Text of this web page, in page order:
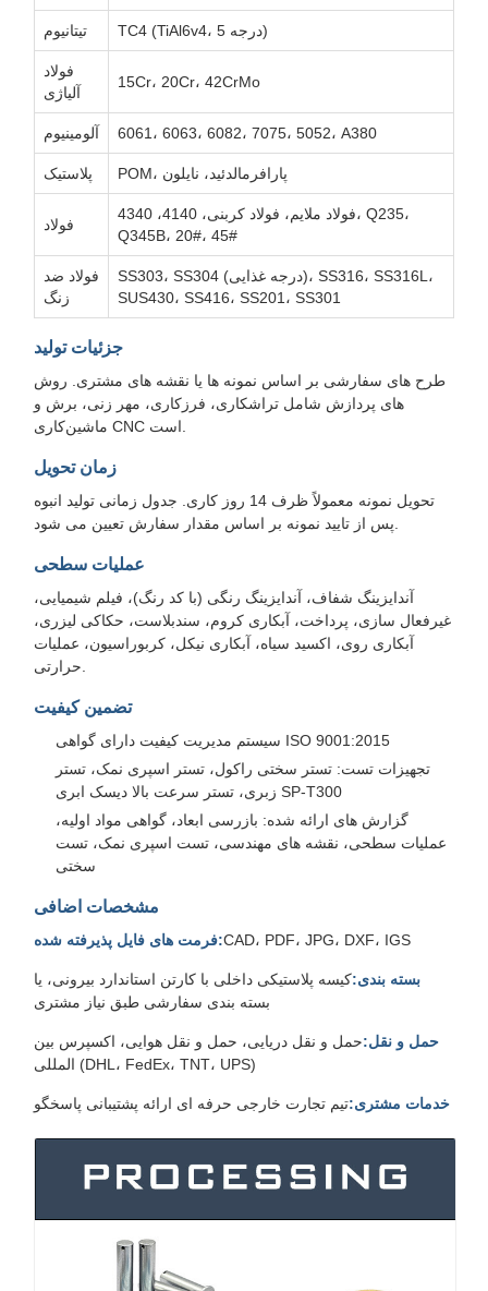
تیتانیوم TC4 (TiAl6v4، درجه 5)
فولاد
آلیاژی
15Cr، 20Cr، 42CrMo
آلومینیوم 6061، 6063، 6082، 7075، 5052، A380
پلاستیک POM، پارافرمالدئید، نایلون
فولاد
فولاد ملایم، فولاد کربنی، 4140، 4340، Q235،
Q345B، 20#، 45#
فولاد ضد
زنگ
SS303، SS304 (درجه غذایی)، SS316، SS316L،
SUS430، SS416، SS201، SS301
جزئیات تولید
طرح های سفارشی بر اساس نمونه ها یا نقشه های مشتری. روش
های پردازش شامل تراشکاری، فرزکاری، مهر زنی، برش و
زمان تحویل
تحویل نمونه معمولاً ظرف 14 روز کاری. جدول زمانی تولید انبوه
عملیات سطحی
آندایزینگ شفاف، آندایزینگ رنگی (با کد رنگ)، فیلم شیمیایی،
غیرفعال سازی، پرداخت، آبکاری کروم، سندبلاست، حکاکی لیزری،
آبکاری روی، اکسید سیاه، آبکاری نیکل، کربوراسیون، عملیات
تضمین کیفیت
سیستم مدیریت کیفیت دارای گواهی ISO 9001:2015
تجهیزات تست: تستر سختی راکول، تستر اسپری نمک، تستر
زبری، تستر سرعت بالا دیسک ابری SP-T300
گزارش های ارائه شده: بازرسی ابعاد، گواهی مواد اولیه،
عملیات سطحی، نقشه های مهندسی، تست اسپری نمک، تست
سختی
مشخصات اضافی
فرمت های فایل پذیرفته شده:CAD، PDF، JPG، DXF، IGS
بسته بندی:کیسه پلاستیکی داخلی با کارتن استاندارد بیرونی، یا
بسته بندی سفارشی طبق نیاز مشتری
حمل و نقل:حمل و نقل دریایی، حمل و نقل هوایی، اکسپرس بین
المللی (DHL، FedEx، TNT، UPS)
خدمات مشتری:تیم تجارت خارجی حرفه ای ارائه پشتیبانی پاسخگو